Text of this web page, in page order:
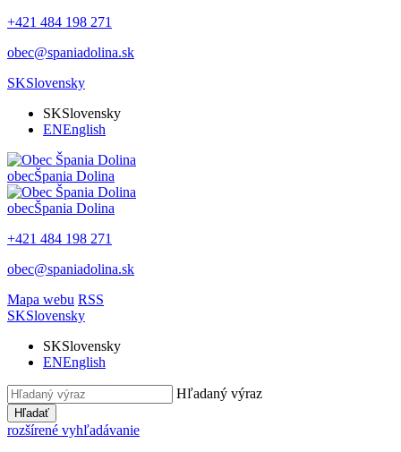
+421 484 198 271
obec@spaniadolina.sk
SKSlovensky
SKSlovensky
ENEnglish
obecŠpania Dolina
obecŠpania Dolina
+421 484 198 271
obec@spaniadolina.sk
Mapa webu RSS
SKSlovensky
SKSlovensky
ENEnglish
Hľadaný výraz
Hľadať
rozšírené vyhľadávanie